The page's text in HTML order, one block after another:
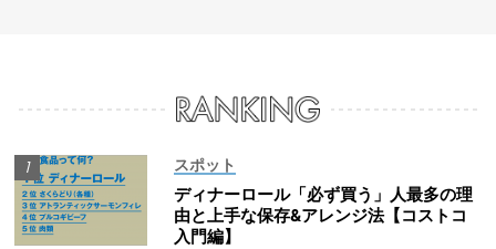
スポット
ディナーロール「必ず買う」人最多の理
由と上手な保存&アレンジ法【コストコ
入門編】